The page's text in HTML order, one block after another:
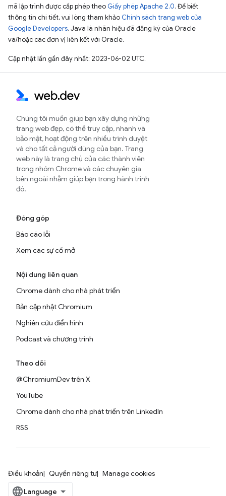
mã lập trình được cấp phép theo Giấy phép Apache 2.0. Để biết
thông tin chi tiết, vui lòng tham khảo Chính sách trang web của
Google Developers. Java là nhãn hiệu đã đăng ký của Oracle
và/hoặc các đơn vị liên kết với Oracle.
Cập nhật lần gần đây nhất: 2023-06-02 UTC.
Chúng tôi muốn giúp bạn xây dựng những
trang web đẹp, có thể truy cập, nhanh và
bảo mật, hoạt động trên nhiều trình duyệt
và cho tất cả người dùng của bạn. Trang
web này là trang chủ của các thành viên
trong nhóm Chrome và các chuyên gia
bên ngoài nhằm giúp bạn trong hành trình
đó.
Đóng góp
Báo cáo lỗi
Xem các sự cố mở
Nội dung liên quan
Chrome dành cho nhà phát triển
Bản cập nhật Chromium
Nghiên cứu điển hình
Podcast và chương trình
Theo dõi
@ChromiumDev trên X
YouTube
Chrome dành cho nhà phát triển trên LinkedIn
RSS
Điều khoản Quyền riêng tư Manage cookies